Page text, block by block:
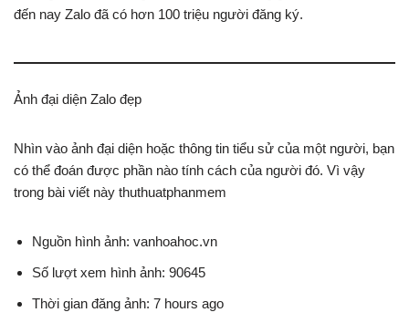
đến nay Zalo đã có hơn 100 triệu người đăng ký.
Ảnh đại diện Zalo đẹp
Nhìn vào ảnh đại diện hoặc thông tin tiểu sử của một người, bạn
có thể đoán được phần nào tính cách của người đó. Vì vậy
trong bài viết này thuthuatphanmem
Nguồn hình ảnh: vanhoahoc.vn
Số lượt xem hình ảnh: 90645
Thời gian đăng ảnh: 7 hours ago